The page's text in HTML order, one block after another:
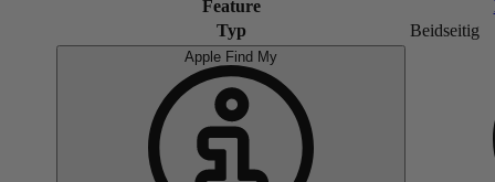
Feature
Typ
Beidseitig
Apple Find My